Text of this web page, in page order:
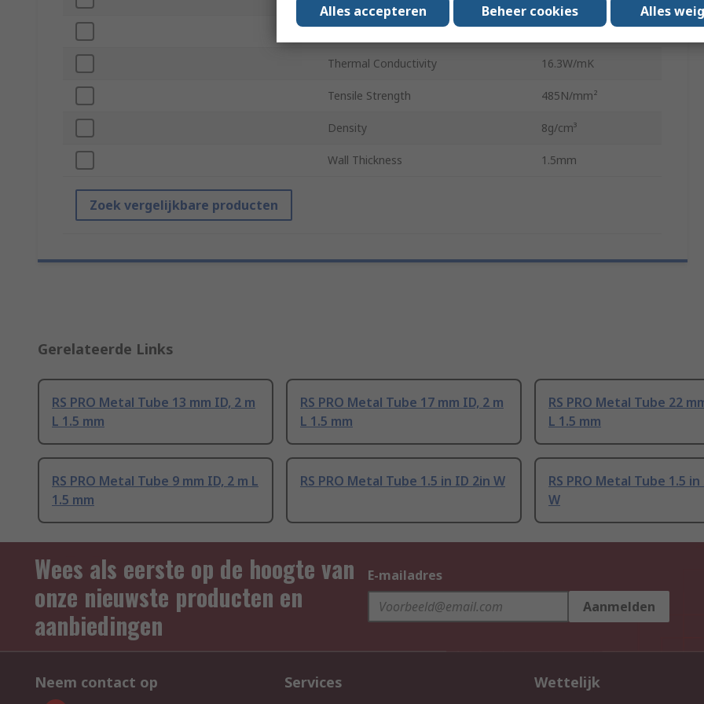
Hardness 95 HB
Thermal Conductivity 16.3W/mK
Tensile Strength 485N/mm²
Density 8g/cm³
Wall Thickness 1.5mm
Zoek vergelijkbare producten
Gerelateerde Links
RS PRO Metal Tube 13 mm ID, 2 m
L 1.5 mm
RS PRO Metal Tube 17 mm ID, 2 m
L 1.5 mm
RS PRO Metal Tube 22
L 1.5 mm
RS PRO Metal Tube 9 mm ID, 2 m L
1.5 mm
RS PRO Metal Tube 1.5 in ID 2in W
RS PRO Metal Tube 1.5
W
Wees als eerste op de hoogte van
onze nieuwste producten en
aanbiedingen
E-mailadres
Aanmelden
Neem contact op Services Wettelijk
Alles accepteren Beheer cookies Alles